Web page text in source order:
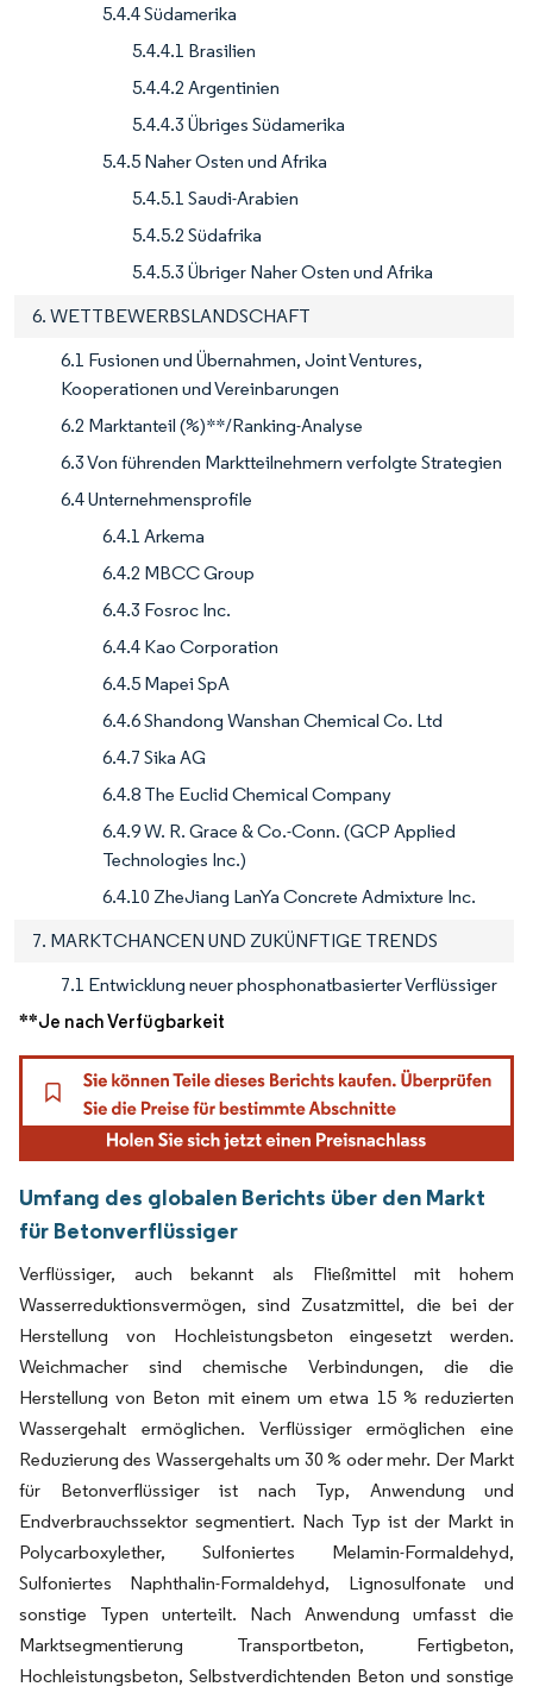
5.4.4 Südamerika
5.4.4.1 Brasilien
5.4.4.2 Argentinien
5.4.4.3 Übriges Südamerika
5.4.5 Naher Osten und Afrika
5.4.5.1 Saudi-Arabien
5.4.5.2 Südafrika
5.4.5.3 Übriger Naher Osten und Afrika
6. WETTBEWERBSLANDSCHAFT
6.1 Fusionen und Übernahmen, Joint Ventures,
Kooperationen und Vereinbarungen
6.2 Marktanteil (%)**/Ranking-Analyse
6.3 Von führenden Marktteilnehmern verfolgte Strategien
6.4 Unternehmensprofile
6.4.1 Arkema
6.4.2 MBCC Group
6.4.3 Fosroc Inc.
6.4.4 Kao Corporation
6.4.5 Mapei SpA
6.4.6 Shandong Wanshan Chemical Co. Ltd
6.4.7 Sika AG
6.4.8 The Euclid Chemical Company
6.4.9 W. R. Grace & Co.-Conn. (GCP Applied
Technologies Inc.)
6.4.10 ZheJiang LanYa Concrete Admixture Inc.
7. MARKTCHANCEN UND ZUKÜNFTIGE TRENDS
7.1 Entwicklung neuer phosphonatbasierter Verflüssiger
**Je nach Verfügbarkeit
Umfang des globalen Berichts über den Markt
für Betonverflüssiger
Verflüssiger, auch bekannt als Fließmittel mit hohem
Wasserreduktionsvermögen, sind Zusatzmittel, die bei der
Herstellung von Hochleistungsbeton eingesetzt werden.
Weichmacher sind chemische Verbindungen, die die
Herstellung von Beton mit einem um etwa 15 % reduzierten
Wassergehalt ermöglichen. Verflüssiger ermöglichen eine
Reduzierung des Wassergehalts um 30 % oder mehr. Der Markt
für Betonverflüssiger ist nach Typ, Anwendung und
Endverbrauchssektor segmentiert. Nach Typ ist der Markt in
Polycarboxylether, Sulfoniertes Melamin-Formaldehyd,
Sulfoniertes Naphthalin-Formaldehyd, Lignosulfonate und
sonstige Typen unterteilt. Nach Anwendung umfasst die
Marktsegmentierung Transportbeton, Fertigbeton,
Hochleistungsbeton, Selbstverdichtenden Beton und sonstige